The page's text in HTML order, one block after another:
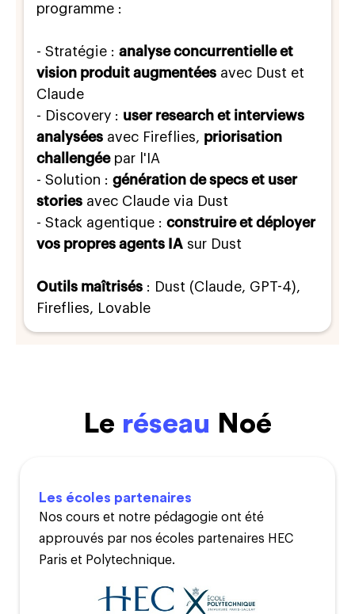
programme :
- Stratégie : analyse concurrentielle et
vision produit augmentéesavec Dust et
Claude
- Discovery : user research et interviews
analyséesavec Fireflies, priorisation
challengéepar l'IA
- Solution : génération de specs et user
storiesavec Claude via Dust
- Stack agentique : construire et déployer
vos propres agents IAsur Dust
Outils maîtrisés: Dust (Claude, GPT-4),
Fireflies, Lovable
Le réseau Noé
Les écoles partenaires
Nos cours et notre pédagogie ont été
approuvés par nos écoles partenaires HEC
Paris et Polytechnique.